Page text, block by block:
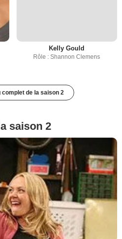
Kelly Gould
Rôle : Shannon Clemens
complet de la saison 2
saison 2